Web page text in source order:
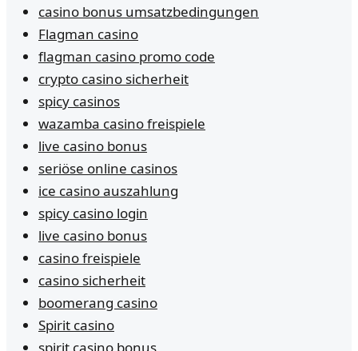
casino bonus umsatzbedingungen
Flagman casino
flagman casino promo code
crypto casino sicherheit
spicy casinos
wazamba casino freispiele
live casino bonus
seriöse online casinos
ice casino auszahlung
spicy casino login
live casino bonus
casino freispiele
casino sicherheit
boomerang casino
Spirit casino